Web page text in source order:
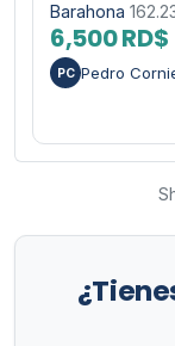
Barahona
6,500 RD$
PC Pedro